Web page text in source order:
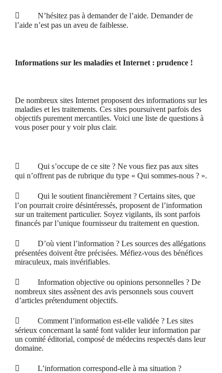

N’hésitez pas à demander de l’aide. Demander de
l’aide n’est pas un aveu de faiblesse.
Informations sur les maladies et Internet : prudence !
De nombreux sites Internet proposent des informations sur les
maladies et les traitements. Ces sites poursuivent parfois des
objectifs purement mercantiles. Voici une liste de questions à
vous poser pour y voir plus clair.

Qui s’occupe de ce site ? Ne vous fiez pas aux sites
qui n’offrent pas de rubrique du type « Qui sommes-nous ? ».

Qui le soutient financièrement ? Certains sites, que
l’on pourrait croire désintéressés, proposent de l’information
sur un traitement particulier. Soyez vigilants, ils sont parfois
financés par l’unique fournisseur du traitement en question.

D’où vient l’information ? Les sources des allégations
présentées doivent être précisées. Méfiez-vous des bénéfices
miraculeux, mais invérifiables.

Information objective ou opinions personnelles ? De
nombreux sites assènent des avis personnels sous couvert
d’articles prétendument objectifs.

Comment l’information est-elle validée ? Les sites
sérieux concernant la santé font valider leur information par
un comité éditorial, composé de médecins respectés dans leur
domaine.

L’information correspond-elle à ma situation ?